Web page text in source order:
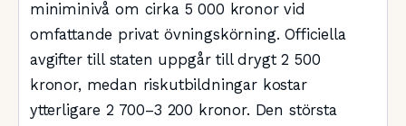
miniminivå om cirka 5 000 kronor vid
omfattande privat övningskörning. Officiella
avgifter till staten uppgår till drygt 2 500
kronor, medan riskutbildningar kostar
ytterligare 2 700–3 200 kronor. Den största